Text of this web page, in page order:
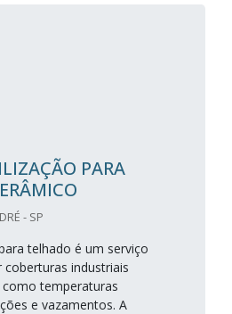
PARA
- SP
telhado é um serviço
industriais
temperaturas
e vazamentos. A